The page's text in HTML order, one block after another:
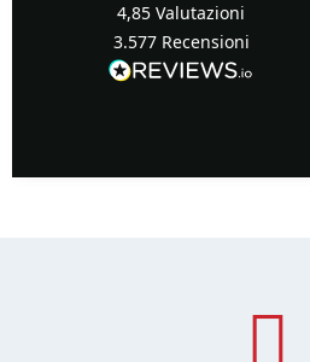
4,85 Valutazioni
3.577 Recensioni